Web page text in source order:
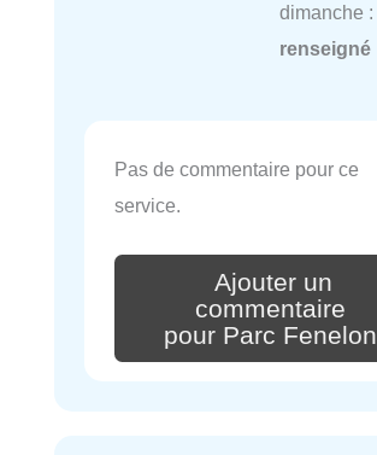
dimanche :
renseigné
Pas de commentaire pour ce
service.
Ajouter un
commentaire
pour Parc Fenelon